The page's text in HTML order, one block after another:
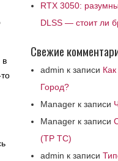
в
RTX 3050:
DLSS — стоит ли
Свежие
admin к записи
Город?
Manager к записи
Manager к записи
(ТР ТС)
admin к записи